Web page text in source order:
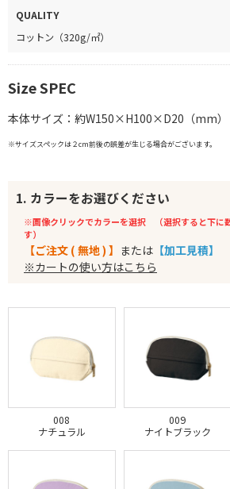
QUALITY
コットン（320g/㎡）
Size SPEC
本体サイズ：約W150×H100×D20（mm）
※サイズスペックは２cm前後の誤差が生じる場合がございます。
1. カラーをお選びください
※画像クリックでカラーを選択 （選択すると下に
す）
【ご注文 ( 無地 ) 】 または 【加工見積】
※カートの使い方はこちら
008
ナチュラル
009
ナイトブラック